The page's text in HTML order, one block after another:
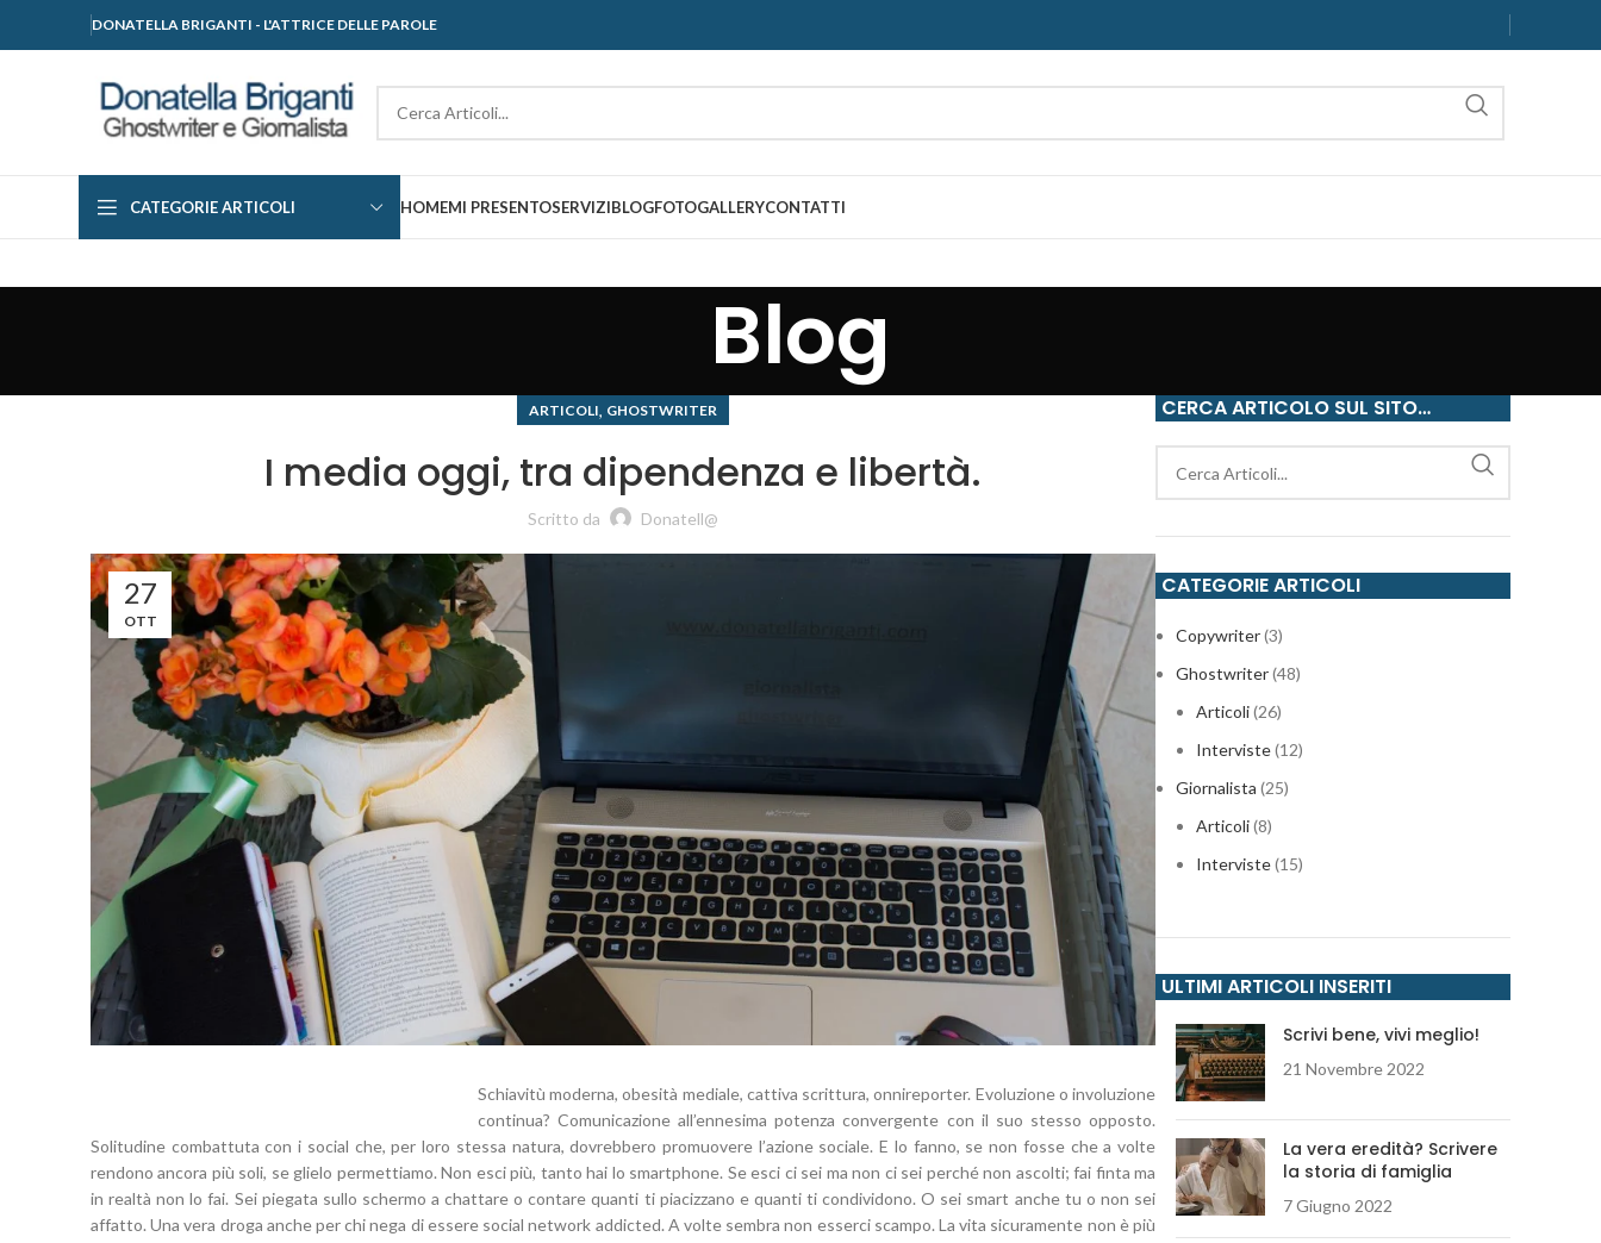
DONATELLA BRIGANTI - L'ATTRICE DELLE PAROLE
CATEGORIE ARTICOLI HOMEMI PRESENTOSERVIZIBLOGFOTOGALLERYCONTATTI
Blog
ARTICOLI, GHOSTWRITER
I media oggi, tra dipendenza e libertà.
Scritto da Donatell@
27
OTT
Schiavitù moderna, obesità mediale, cattiva scrittura, onnireporter. Evoluzione o involuzione
continua? Comunicazione all’ennesima potenza convergente con il suo stesso opposto.
Solitudine combattuta con i social che, per loro stessa natura, dovrebbero promuovere l’azione sociale. E lo fanno, se non fosse che a volte
rendono ancora più soli, se glielo permettiamo.Non esci più, tanto hai lo smartphone. Se esci ci sei ma non ci sei perché non ascolti; fai finta ma
in realtà non lo fai. Sei piegata sullo schermo a chattare o contare quanti ti piacizzano e quanti ti condividono. O sei smart anche tu o non sei
affatto. Una vera droga anche per chi nega di essere social network addicted. A volte sembra non esserci scampo. La vita sicuramente non è più
CERCA ARTICOLO SUL SITO…
CATEGORIE ARTICOLI
Copywriter(3)
Ghostwriter(48)
Articoli(26)
Interviste(12)
Giornalista (25)
Articoli(8)
Interviste(15)
ULTIMI ARTICOLI INSERITI
Scrivi bene, vivi meglio!
21 Novembre 2022
La vera eredità? Scrivere
la storia di famiglia
7 Giugno 2022